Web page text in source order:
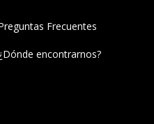
Frecuentes
encontrarnos?